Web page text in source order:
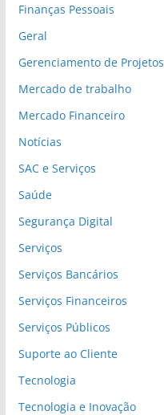
Finanças Pessoais
Geral
Gerenciamento de Projetos
Mercado de trabalho
Mercado Financeiro
Notícias
SAC e Serviços
Saúde
Segurança Digital
Serviços
Serviços Bancários
Serviços Financeiros
Serviços Públicos
Suporte ao Cliente
Tecnologia
Tecnologia e Inovação